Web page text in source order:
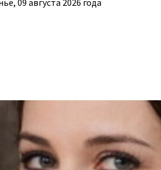
09 августа 2026 года